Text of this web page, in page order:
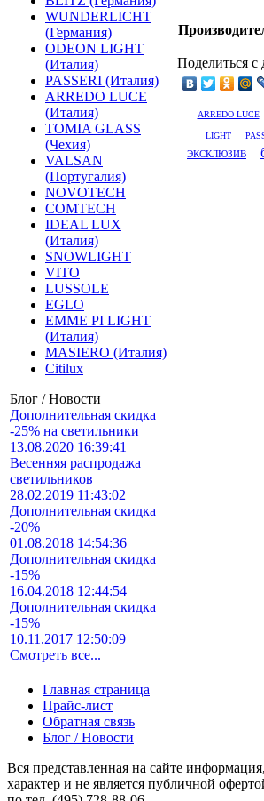
WUNDERLICHT
(Германия)
ODEON LIGHT
(Италия)
PASSERI (Италия)
ARREDO LUCE
(Италия)
TOMIA GLASS
(Чехия)
VALSAN
(Португалия)
NOVOTECH
COMTECH
IDEAL LUX
(Италия)
SNOWLIGHT
VITO
LUSSOLE
EGLO
EMME PI LIGHT
(Италия)
MASIERO (Италия)
Citilux
Блог / Новости
Дополнительная скидка
-25% на светильники
13.08.2020 16:39:41
Весенняя распродажа
светильников
28.02.2019 11:43:02
Дополнительная скидка
-20%
01.08.2018 14:54:36
Дополнительная скидка
-15%
16.04.2018 12:44:54
Дополнительная скидка
-15%
10.11.2017 12:50:09
Смотреть все...
Поделиться с
ARREDO LUCE
LIGHT
ЭКСКЛЮЗИВ
Главная страница
Прайс-лист
Обратная связь
Блог / Новости
Вся представленная на сайте
характер и не является публичной